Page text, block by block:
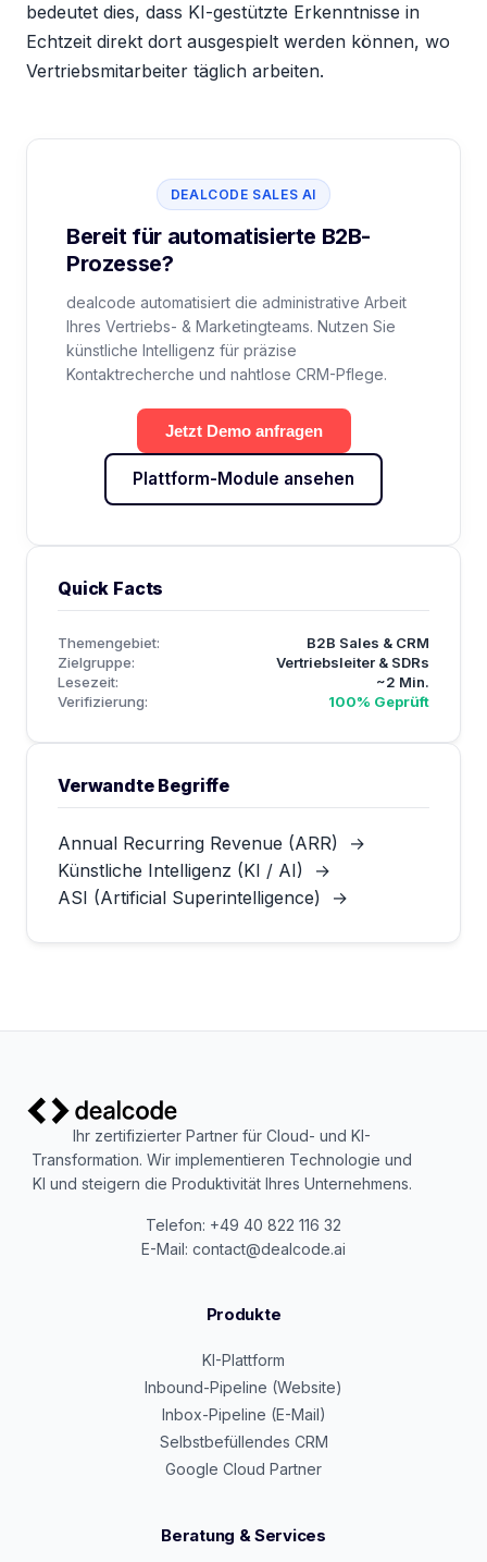
bedeutet dies, dass KI-gestützte Erkenntnisse in
Echtzeit direkt dort ausgespielt werden können, wo
Vertriebsmitarbeiter täglich arbeiten.
DEALCODE SALES AI
Bereit für automatisierte B2B-
Prozesse?
dealcode automatisiert die administrative Arbeit
Ihres Vertriebs- & Marketingteams. Nutzen Sie
künstliche Intelligenz für präzise
Kontaktrecherche und nahtlose CRM-Pflege.
Jetzt Demo anfragen
Plattform-Module ansehen
Quick Facts
Themengebiet:
B2B Sales & CRM
Zielgruppe:
Vertriebsleiter & SDRs
Lesezeit:
~2 Min.
Verifizierung:
100% Geprüft
Verwandte Begriffe
Annual Recurring Revenue (ARR)
→
Künstliche Intelligenz (KI / AI)
→
ASI (Artificial Superintelligence)
→
Ihr zertifizierter Partner für Cloud- und KI-
Transformation. Wir implementieren Technologie und
KI und steigern die Produktivität Ihres Unternehmens.
Telefon: +49 40 822 116 32
E-Mail: contact@dealcode.ai
Produkte
KI-Plattform
Inbound-Pipeline (Website)
Inbox-Pipeline (E-Mail)
Selbstbefüllendes CRM
Google Cloud Partner
Beratung & Services